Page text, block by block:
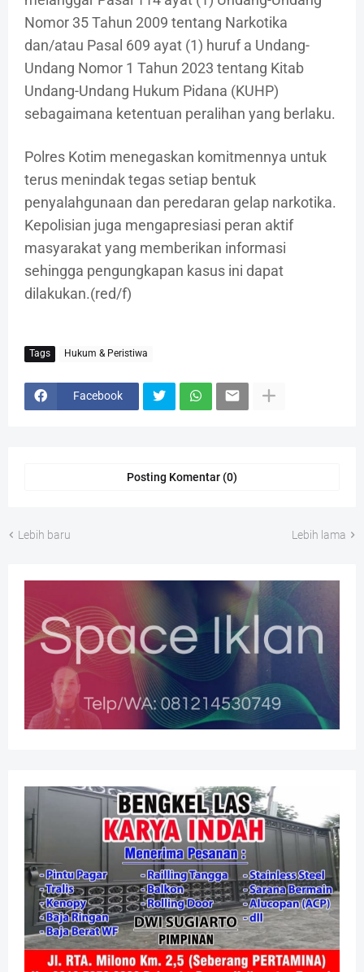
Nomor 35 Tahun 2009 tentang Narkotika
dan/atau Pasal 609 ayat (1) huruf a Undang-
Undang Nomor 1 Tahun 2023 tentang Kitab
Undang-Undang Hukum Pidana (KUHP)
sebagaimana ketentuan peralihan yang berlaku.
Polres Kotim menegaskan komitmennya untuk
terus menindak tegas setiap bentuk
penyalahgunaan dan peredaran gelap narkotika.
Kepolisian juga mengapresiasi peran aktif
masyarakat yang memberikan informasi
sehingga pengungkapan kasus ini dapat
dilakukan.(red/f)
Tags Hukum & Peristiwa
Facebook
Posting Komentar (0)
Lebih baru Lebih lama